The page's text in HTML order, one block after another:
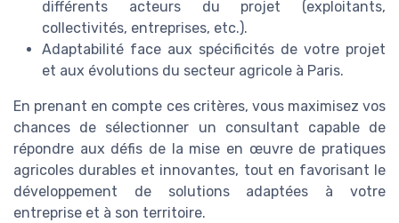
différents acteurs du projet (exploitants,
collectivités, entreprises, etc.).
Adaptabilité face aux spécificités de votre projet
et aux évolutions du secteur agricole à Paris.
En prenant en compte ces critères, vous maximisez vos
chances de sélectionner un consultant capable de
répondre aux défis de la mise en œuvre de pratiques
agricoles durables et innovantes, tout en favorisant le
développement de solutions adaptées à votre
entreprise et à son territoire.